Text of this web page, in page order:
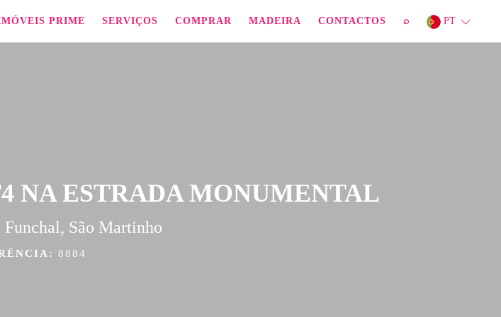
PRIME SERVIÇOS COMPRAR MADEIRA CONTACTOS ⌕ PT
NA ESTRADA MONUMENTAL
São Martinho
8884